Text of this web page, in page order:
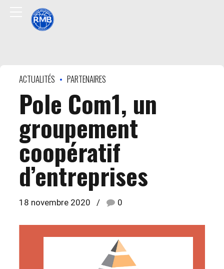
ACTUALITÉS PARTENAIRES
Pole Com1, un
groupement
coopératif
d’entreprises
18 novembre 2020 0